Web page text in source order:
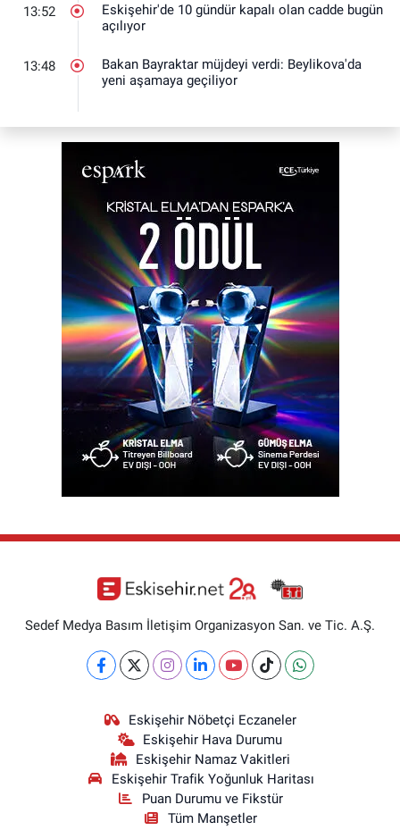
13:52
Eskişehir'de 10 gündür kapalı olan cadde bugün
açılıyor
13:48
Bakan Bayraktar müjdeyi verdi: Beylikova'da
yeni aşamaya geçiliyor
Sedef Medya Basım İletişim Organizasyon San. ve Tic. A.Ş.
Eskişehir Nöbetçi Eczaneler
Eskişehir Hava Durumu
Eskişehir Namaz Vakitleri
Eskişehir Trafik Yoğunluk Haritası
Puan Durumu ve Fikstür
Tüm Manşetler